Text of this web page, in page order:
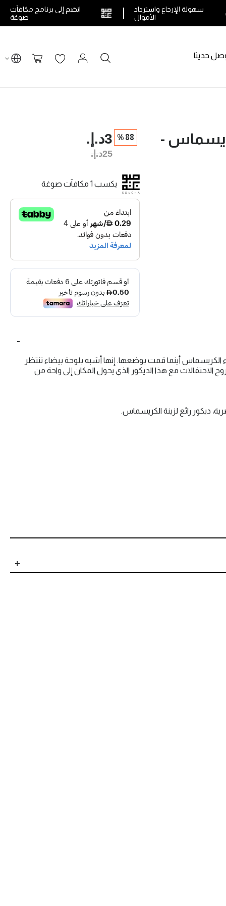
سهولة الإرجاع واسترداد
الأموال
انضم إلى برنامج مكافآت
صوغة
سلة التسوق بحث حديثا
-
88 % 3د.إ.‏
25د.إ.‏
يكسب 1 مكافآت صوغة
أينما قمت بوضعها. إنها أشبه بلوحة بيضاء تنتظر
الاحتفالات مع هذا الديكور الذي يحول المكان إلى واحة من
ديكور رائع لزينة الكريسماس.